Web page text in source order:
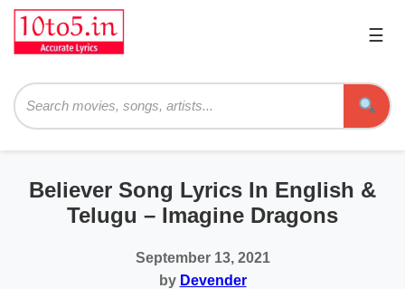
☰
Believer Song Lyrics In English &
Telugu – Imagine Dragons
September 13, 2021
by Devender